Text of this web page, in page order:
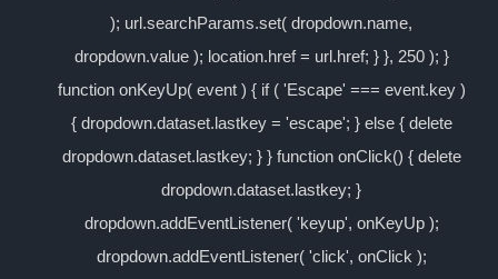
); url.searchParams.set( dropdown.name,
dropdown.value ); location.href = url.href; } }, 250 ); }
function onKeyUp( event ) { if ( 'Escape' === event.key )
{ dropdown.dataset.lastkey = 'escape'; } else { delete
dropdown.dataset.lastkey; } } function onClick() { delete
dropdown.dataset.lastkey; }
dropdown.addEventListener( 'keyup', onKeyUp );
dropdown.addEventListener( 'click', onClick );